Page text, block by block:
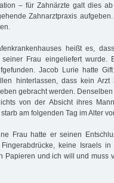
– für Zahnärzte galt dies
Zahnarztpraxis
heißt es,
Frau eingeliefert wurde.
Jacob Lurie hatte
hinterlassen, dass kein Arzt
gebracht werden.
von der Absicht ihres
am folgenden Tag im Alter
Frau hatte er seinen
keine Israels
Papieren und ich will und muss